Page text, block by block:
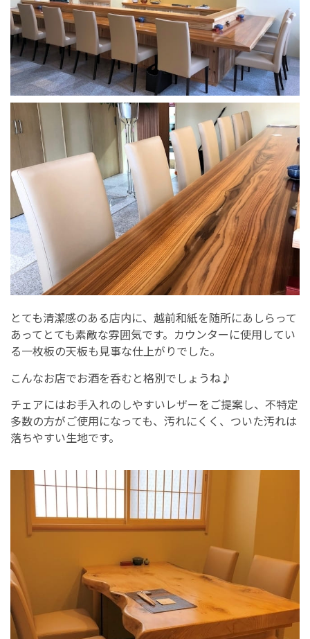
とても清潔感のある店内に、越前和紙を随所にあしらって
あってとても素敵な雰囲気です。カウンターに使用してい
る一枚板の天板も見事な仕上がりでした。
こんなお店でお酒を呑むと格別でしょうね♪
チェアにはお手入れのしやすいレザーをご提案し、不特定
多数の方がご使用になっても、汚れにくく、ついた汚れは
落ちやすい生地です。